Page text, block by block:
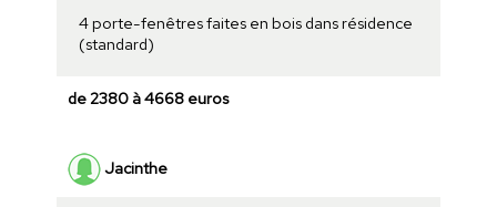
4 porte-fenêtres faites en bois dans résidence
(standard)
de 2380 à 4668 euros
Jacinthe